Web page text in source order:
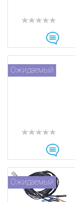
Ожидаемый
Ожидаемый